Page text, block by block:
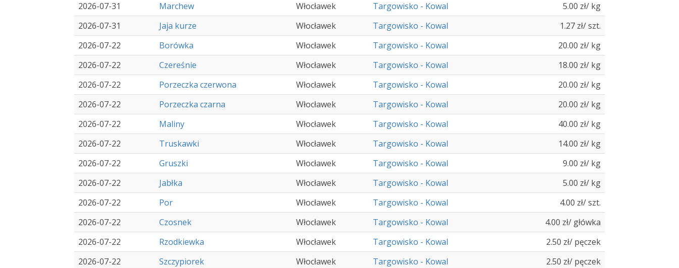
2026-07-31
Marchew Włocławek Targowisko - Kowal
5.00 zł/ kg
2026-07-31
Jaja kurze Włocławek Targowisko - Kowal
1.27 zł/ szt.
2026-07-22
Borówka Włocławek Targowisko - Kowal
20.00 zł/ kg
2026-07-22
Czereśnie Włocławek Targowisko - Kowal
18.00 zł/ kg
2026-07-22
Porzeczka czerwona Włocławek Targowisko - Kowal
20.00 zł/ kg
2026-07-22
Porzeczka czarna Włocławek Targowisko - Kowal
20.00 zł/ kg
2026-07-22
Maliny Włocławek Targowisko - Kowal
40.00 zł/ kg
2026-07-22
Truskawki Włocławek Targowisko - Kowal
14.00 zł/ kg
2026-07-22
Gruszki Włocławek Targowisko - Kowal
9.00 zł/ kg
2026-07-22
Jabłka Włocławek Targowisko - Kowal
5.00 zł/ kg
2026-07-22
Por Włocławek Targowisko - Kowal
4.00 zł/ szt.
2026-07-22
Czosnek Włocławek Targowisko - Kowal
4.00 zł/ główka
2026-07-22
Rzodkiewka Włocławek Targowisko - Kowal
2.50 zł/ pęczek
2026-07-22
Szczypiorek Włocławek Targowisko - Kowal
2.50 zł/ pęczek